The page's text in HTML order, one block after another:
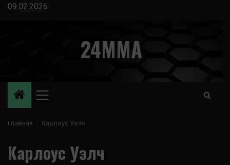
Перейти
09.02.2026
24MMA
Основное
Главная Карлоус Уэлч
Карлоус Уэлч